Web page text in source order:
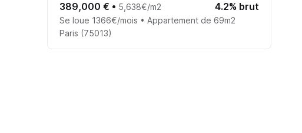
389,000 € • 5,638€/m2 4.2% brut
Se loue 1366€/mois • Appartement de 69m2
Paris (75013)